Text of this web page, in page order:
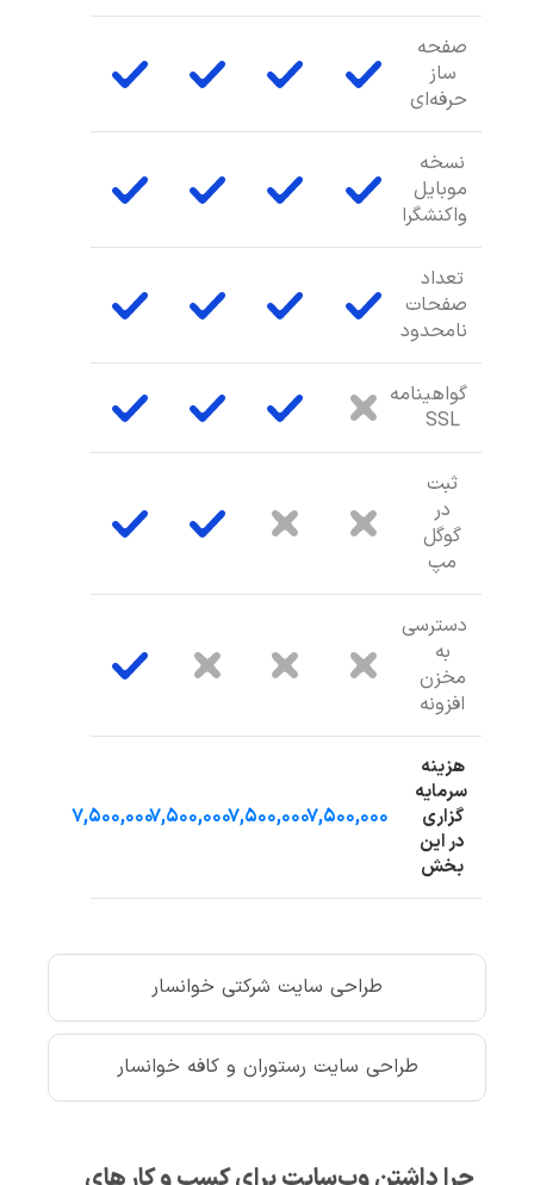
طراحی سایت شرکتی خوانسار
طراحی سایت رستوران و کافه خوانسار
صفحه
ساز
حرفه‌ای
نسخه
موبایل
واکنشگرا
تعداد
صفحات
نامحدود
گواهینامه
SSL
ثبت
در
گوگل
مپ
دسترسی
به
مخزن
افزونه
هزینه
سرمایه
گزاری
در این
بخش
۷,۵۰۰,۰۰۰۷,۵۰۰,۰۰۰۷,۵۰۰,۰۰۰۷,۵۰۰,۰۰۰